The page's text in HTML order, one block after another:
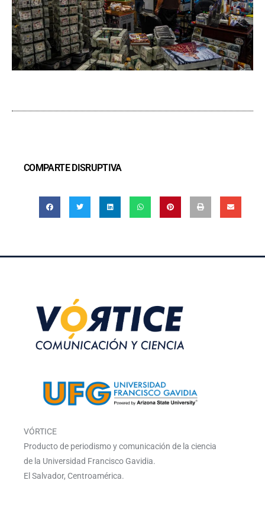
COMPARTE DISRUPTIVA
VÓRTICE
Producto de periodismo y comunicación de la ciencia
de la Universidad Francisco Gavidia.
El Salvador, Centroamérica.